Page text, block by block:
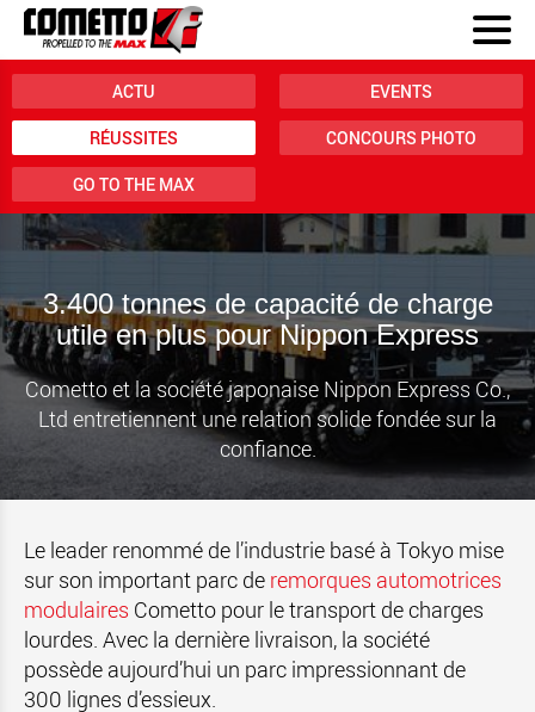
ACTU EVENTS
RÉUSSITES CONCOURS PHOTO
GO TO THE MAX
3.400 tonnes de capacité de charge
utile en plus pour Nippon Express
Cometto et la société japonaise Nippon Express Co.,
Ltd entretiennent une relation solide fondée sur la
confiance.
Le leader renommé de l’industrie basé à Tokyo mise
sur son important parc de remorques automotrices
modulaires Cometto pour le transport de charges
lourdes. Avec la dernière livraison, la société
possède aujourd’hui un parc impressionnant de
300 lignes d’essieux.